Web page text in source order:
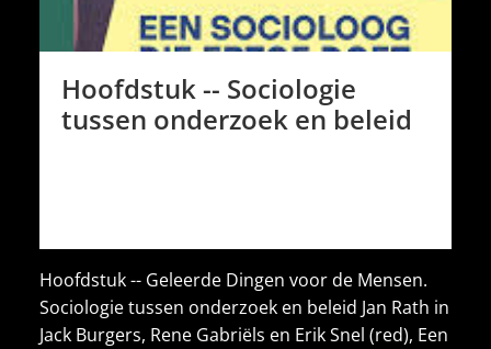
Hoofdstuk -- Sociologie
tussen onderzoek en beleid
Hoofdstuk -- Geleerde Dingen voor de Mensen.
Sociologie tussen onderzoek en beleid Jan Rath in
Jack Burgers, Rene Gabriëls en Erik Snel (red), Een